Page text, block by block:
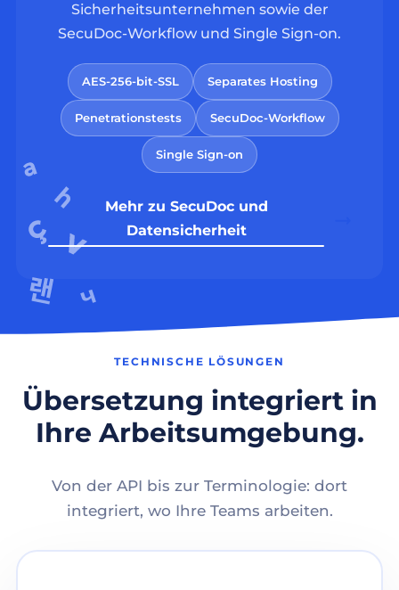
Sicherheitsunternehmen sowie der
SecuDoc-Workflow und Single Sign-on.
AES-256-bit-SSL Separates Hosting
Penetrationstests SecuDoc-Workflow
Single Sign-on
Mehr zu SecuDoc und
Datensicherheit
TECHNISCHE LÖSUNGEN
Übersetzung integriert in
Ihre Arbeitsumgebung.
Von der API bis zur Terminologie: dort
integriert, wo Ihre Teams arbeiten.